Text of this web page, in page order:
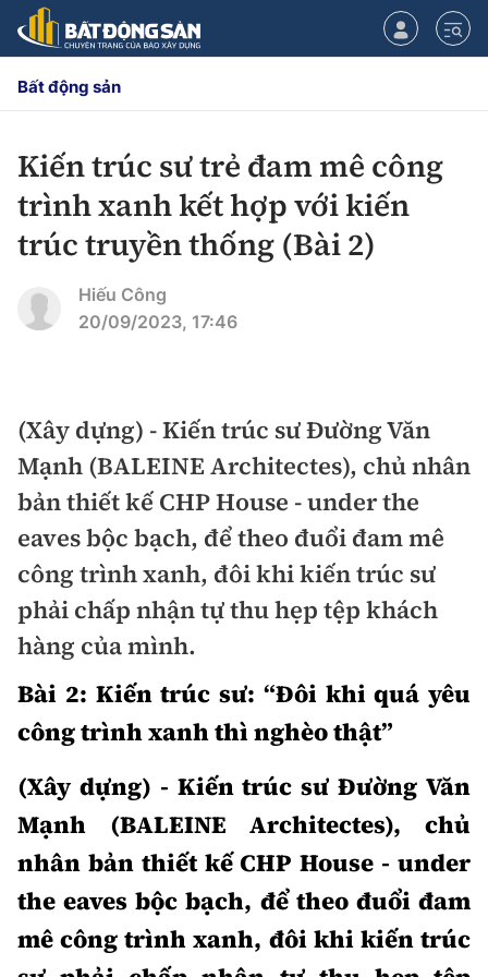
CHUYÊN MỤC
Chính sách
Quy hoạch hạ tầng
Nhà đầu tư
Doanh nghiệp
Doanh nhân
Thị trường
Điểm tin
Mua bán
Giới thiệu dự án
Dự án
Chung cư
Đất nền
Nhà ở xã hội
Nội thất - ngoại thất
Xu hướng tiêu dùng
Nhà đẹp
Kiến trúc phong thủy
Tư vấn
Video
Multimedia
Sách Vận tải Sách Nhà thầu
Bất động sản
Kiến trúc sư trẻ đam mê công
trình xanh kết hợp với kiến
trúc truyền thống (Bài 2)
Hiếu Công
20/09/2023, 17:46
(Xây dựng) - Kiến trúc sư Đường Văn
Mạnh (BALEINE Architectes), chủ nhân
bản thiết kế CHP House - under the
eaves bộc bạch, để theo đuổi đam mê
công trình xanh, đôi khi kiến trúc sư
phải chấp nhận tự thu hẹp tệp khách
hàng của mình.
Bài 2: Kiến trúc sư: “Đôi khi quá yêu
công trình xanh thì nghèo thật”
(Xây dựng) - Kiến trúc sư Đường Văn
Mạnh (BALEINE Architectes), chủ
nhân bản thiết kế CHP House - under
the eaves bộc bạch, để theo đuổi đam
mê công trình xanh, đôi khi kiến trúc